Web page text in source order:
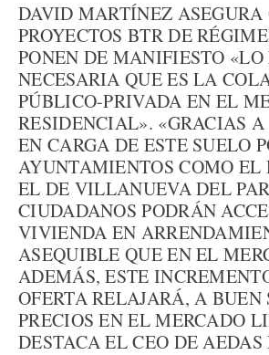
DAVID MARTÍNEZ ASEGURA
PROYECTOS BTR DE
PONEN DE MANIFIESTO
NECESARIA QUE ES LA
PÚBLICO-PRIVADA EN EL
RESIDENCIAL». «GRACIAS
EN CARGA DE ESTE SUELO
AYUNTAMIENTOS COMO
EL DE VILLANUEVA DEL
CIUDADANOS PODRÁN
VIVIENDA EN
ASEQUIBLE QUE EN EL
ADEMÁS, ESTE
OFERTA RELAJARÁ, A BUEN
PRECIOS EN EL MERCADO
DESTACA EL CEO DE AEDAS